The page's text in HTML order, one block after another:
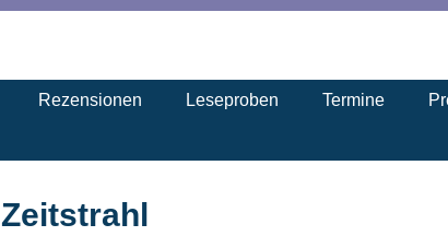
Rezensionen Leseproben Termine
Zeitstrahl